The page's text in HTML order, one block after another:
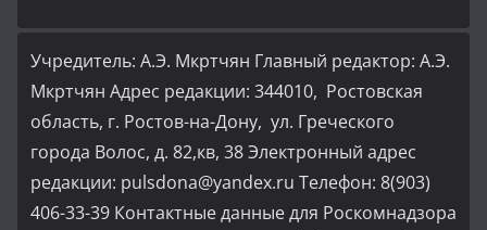
Учредитель: А.Э. Мкртчян Главный редактор: А.Э.
Мкртчян Адрес редакции: 344010, Ростовская
область, г. Ростов-на-Дону, ул. Греческого
города Волос, д. 82,кв, 38 Электронный адрес
редакции: pulsdona@yandex.ru Телефон: 8(903)
406-33-39 Контактные данные для Роскомнадзора